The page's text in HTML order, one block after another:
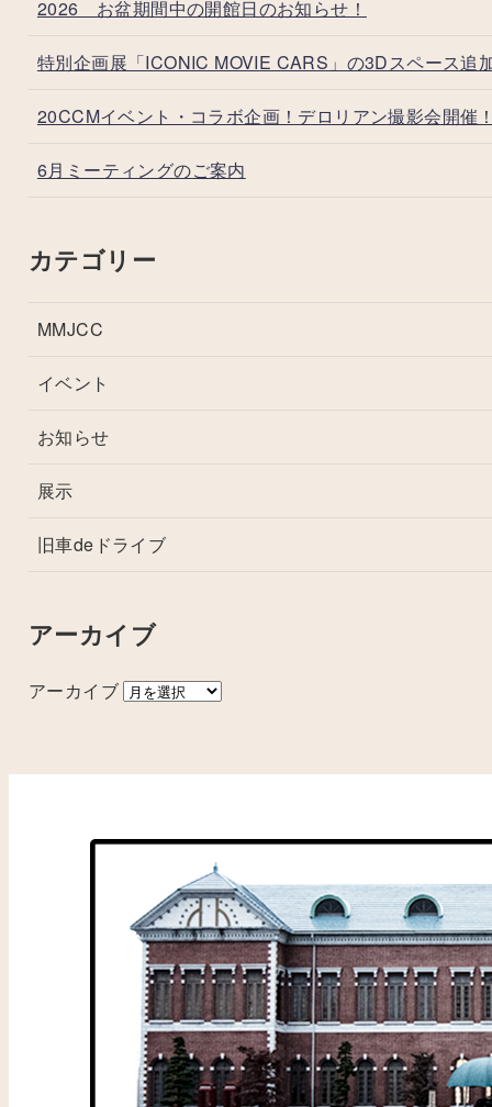
2026 お盆期間中の開館日のお知らせ！
特別企画展「ICONIC MOVIE CARS」の3Dスペース追
20CCMイベント・コラボ企画！デロリアン撮影会開催
6月ミーティングのご案内
カテゴリー
MMJCC
イベント
お知らせ
展示
旧車deドライブ
アーカイブ
アーカイブ